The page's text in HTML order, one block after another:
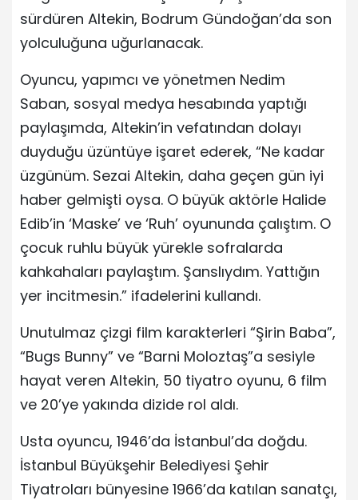
sürdüren Altekin, Bodrum Gündoğan’da son
yolculuğuna uğurlanacak.
Oyuncu, yapımcı ve yönetmen Nedim
Saban, sosyal medya hesabında yaptığı
paylaşımda, Altekin’in vefatından dolayı
duyduğu üzüntüye işaret ederek, “Ne kadar
üzgünüm. Sezai Altekin, daha geçen gün iyi
haber gelmişti oysa. O büyük aktörle Halide
Edib’in ‘Maske’ ve ‘Ruh’ oyununda çalıştım. O
çocuk ruhlu büyük yürekle sofralarda
kahkahaları paylaştım. Şanslıydım. Yattığın
yer incitmesin.” ifadelerini kullandı.
Unutulmaz çizgi film karakterleri “Şirin Baba”,
“Bugs Bunny” ve “Barni Moloztaş”a sesiyle
hayat veren Altekin, 50 tiyatro oyunu, 6 film
ve 20’ye yakında dizide rol aldı.
Usta oyuncu, 1946’da İstanbul’da doğdu.
İstanbul Büyükşehir Belediyesi Şehir
Tiyatroları bünyesine 1966’da katılan sanatçı,